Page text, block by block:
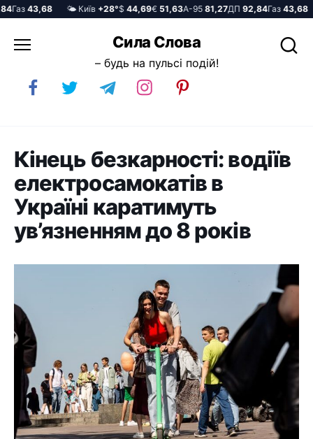
43,68 🌤️ Київ+28°$44,69€51,63А-9581,27ДП92,84Газ43,68
до
Сила Слова
– будь на пульсі подій!
Кінець безкарності: водіїв
електросамокатів в
Україні каратимуть
ув’язненням до 8 років